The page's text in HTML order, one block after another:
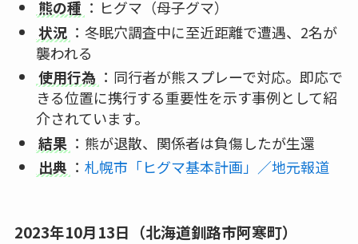
熊の種 ：ヒグマ（母子グマ）
状況 ：冬眠穴調査中に至近距離で遭遇、2名が
襲われる
使用行為 ：同行者が熊スプレーで対応。即応で
きる位置に携行する重要性を示す事例として紹
介されています。
結果 ：熊が退散、関係者は負傷したが生還
出典 ： 札幌市「ヒグマ基本計画」／地元報道
2023年10月13日（北海道釧路市阿寒町）